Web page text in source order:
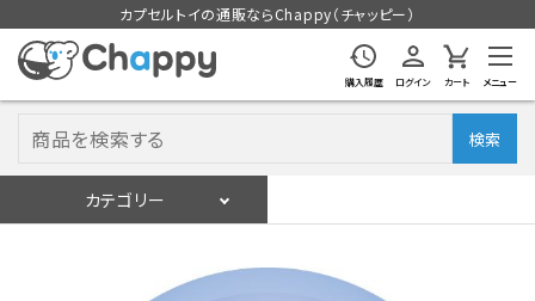
カプセルトイの通販ならChappy（チャッピー）
購入履歴 ログイン カート メニュー
検索
カテゴリー